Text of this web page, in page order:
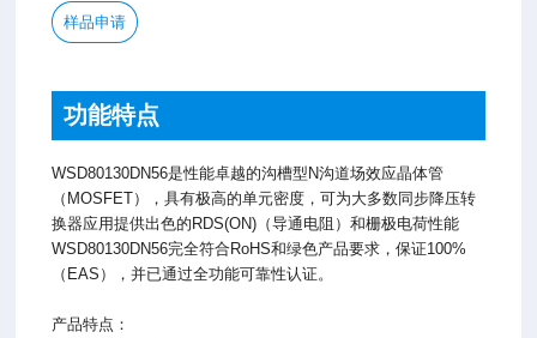
样品申请
功能特点
WSD80130DN56是性能卓越的沟槽型N沟道场效应晶体管
（MOSFET），具有极高的单元密度，可为大多数同步降压转
换器应用提供出色的RDS(ON)（导通电阻）和栅极电荷性能
WSD80130DN56完全符合RoHS和绿色产品要求，保证100%
（EAS），并已通过全功能可靠性认证。
产品特点：